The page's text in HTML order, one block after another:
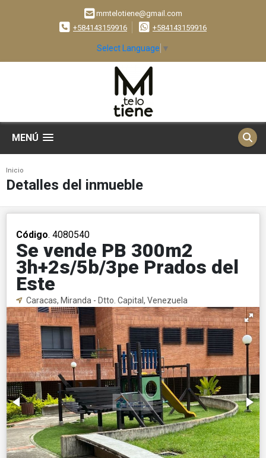
mmtelotiene@gmail.com
+584143159916
+584143159916
Select Language ▼
MENÚ
Inicio
Detalles del inmueble
Código. 4080540
Se vende PB 300m2
3h+2s/5b/3pe Prados del
Este
Caracas, Miranda - Dtto. Capital, Venezuela